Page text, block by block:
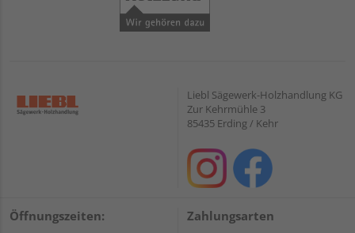
Liebl Sägewerk-Holzhandlung KG
Zur Kehrmühle 3
85435 Erding / Kehr
Öffnungszeiten: Zahlungsarten